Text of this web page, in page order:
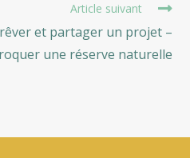
Article suivant
et partager un projet –
une réserve naturelle